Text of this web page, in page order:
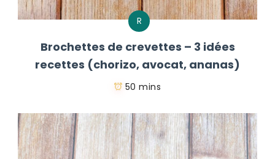
R
Brochettes de crevettes – 3 idées
recettes (chorizo, avocat, ananas)
50 mins